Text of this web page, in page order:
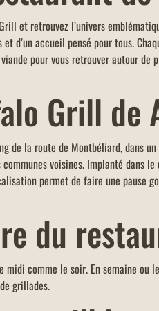
OFFRE EDENRED 5% ADDITION
de réduction sur l'addition de
ou commande en vente à
& collect (avec paiement sur
et retrouvez l’univers
d’un accueil pensé pour tous.
pour vous retrouver autour de
Grill de
de la route de Montbéliard, dans
voisines. Implanté dans
permet de faire une pause
du
comme le soir. En semaine ou
grillades.